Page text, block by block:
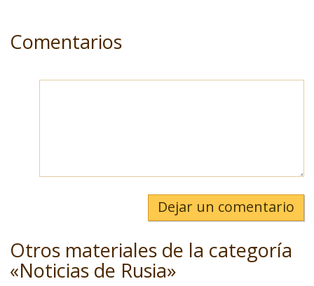
Comentarios
Dejar un comentario
Otros materiales de la categoría
«Noticias de Rusia»